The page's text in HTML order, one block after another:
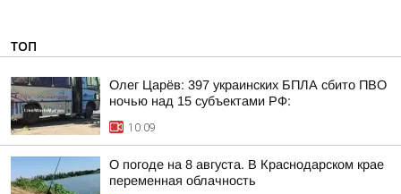
ТОП
Олег Царёв: 397 украинских БПЛА сбито ПВО
ночью над 15 субъектами РФ:
10:09
О погоде на 8 августа. В Краснодарском крае
переменная облачность